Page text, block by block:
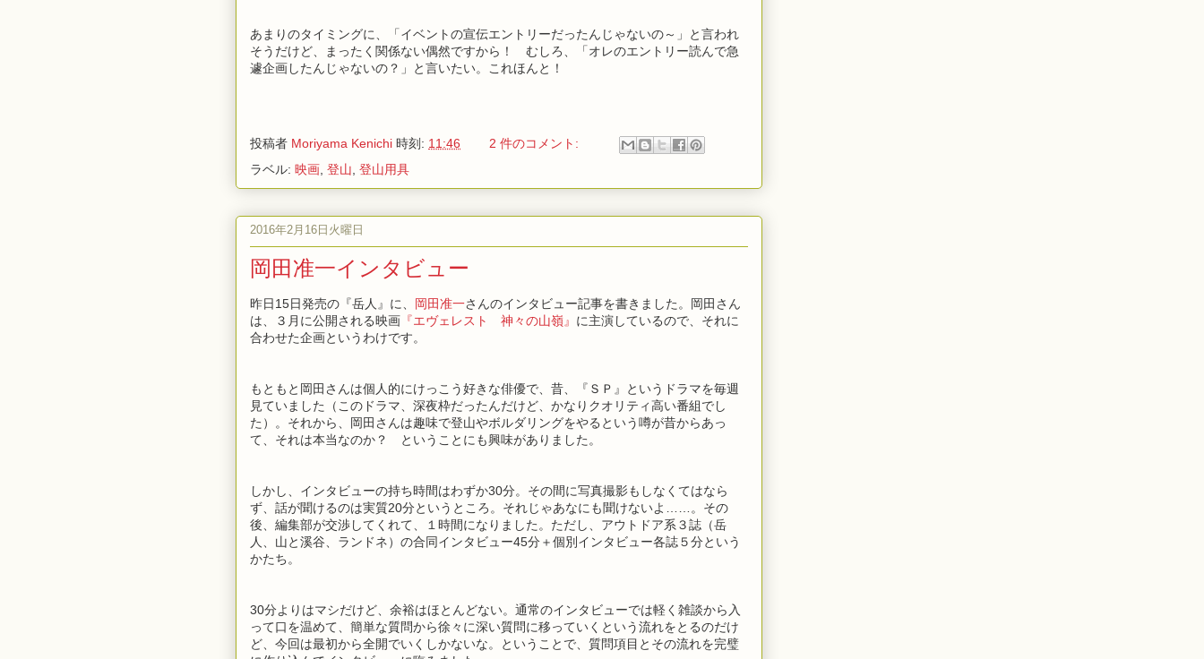
あまりのタイミングに、「イベントの宣伝エントリーだったんじゃないの～」と言われ
そうだけど、まったく関係ない偶然ですから！ むしろ、「オレのエントリー読んで急
遽企画したんじゃないの？」と言いたい。これほんと！
投稿者 Moriyama Kenichi 時刻: 11:46
2 件のコメント:
ラベル: 映画 登山 登山用具
2016年2月16日火曜日
岡田准一インタビュー
昨日15日発売の『岳人』に、 岡田准一さんのインタビュー記事を書きました。岡田さん
は、３月に公開される映画 『エヴェレスト 神々の山嶺』 に主演しているので、それに
合わせた企画というわけです。
もともと岡田さんは個人的にけっこう好きな俳優で、昔、『ＳＰ』というドラマを毎週
見ていました（このドラマ、深夜枠だったんだけど、かなりクオリティ高い番組でし
た）。それから、岡田さんは趣味で登山やボルダリングをやるという噂が昔からあっ
て、それは本当なのか？ ということにも興味がありました。
しかし、インタビューの持ち時間はわずか30分。その間に写真撮影もしなくてはなら
ず、話が聞けるのは実質20分というところ。それじゃあなにも聞けないよ……。その
後、編集部が交渉してくれて、１時間になりました。ただし、アウトドア系３誌（岳
人、山と溪谷、ランドネ）の合同インタビュー45分＋個別インタビュー各誌５分という
かたち。
30分よりはマシだけど、余裕はほとんどない。通常のインタビューでは軽く雑談から入
って口を温めて、簡単な質問から徐々に深い質問に移っていくという流れをとるのだけ
ど、今回は最初から全開でいくしかないな。ということで、質問項目とその流れを完璧